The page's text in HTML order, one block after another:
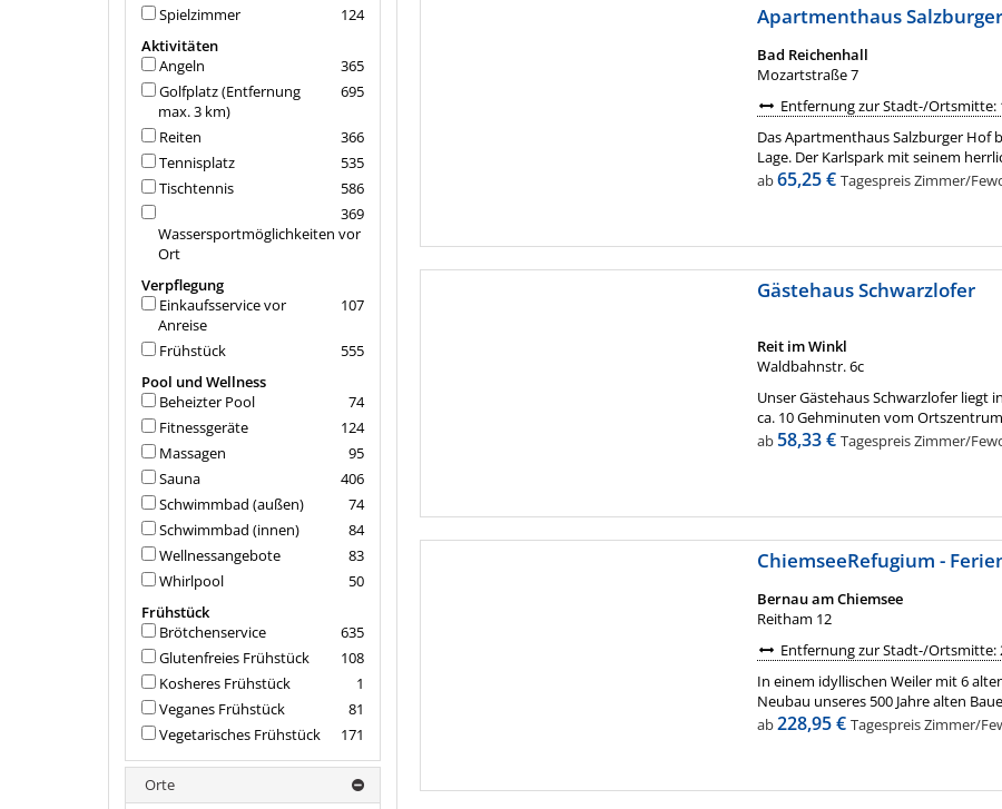
Apartmenthaus
Bad Reichenhall
Mozartstraße 7
Entfernung zur Stadt-/Ortsmitte:
Das Apartmenthaus Salzburger
Lage. Der Karlspark mit seinem
ab65,25 € Tagespreis Zimmer/
Gästehaus Schwarzlofer
Reit im Winkl
Waldbahnstr. 6c
Unser Gästehaus Schwarzlofer liegt
ca. 10 Gehminuten vom
ab58,33 € Tagespreis Zimmer/
ChiemseeRefugium -
Bernau am Chiemsee
Reitham 12
Entfernung zur Stadt-/Ortsmitte:
In einem idyllischen Weiler mit 6
Neubau unseres 500 Jahre alten
ab228,95 € Tagespreis Zimmer/
124
Spielzimmer
Aktivitäten
365
Angeln
695
Golfplatz (Entfernung
max. 3 km)
366
Reiten
535
Tennisplatz
586
Tischtennis
369
Wassersportmöglichkeiten vor
Ort
Verpflegung
107
Einkaufsservice vor
Anreise
555
Frühstück
Pool und Wellness
74
Beheizter Pool
124
Fitnessgeräte
95
Massagen
406
Sauna
74
Schwimmbad (außen)
84
Schwimmbad (innen)
83
Wellnessangebote
50
Whirlpool
Frühstück
635
Brötchenservice
108
Glutenfreies Frühstück
1
Kosheres Frühstück
81
Veganes Frühstück
171
Vegetarisches Frühstück
Orte